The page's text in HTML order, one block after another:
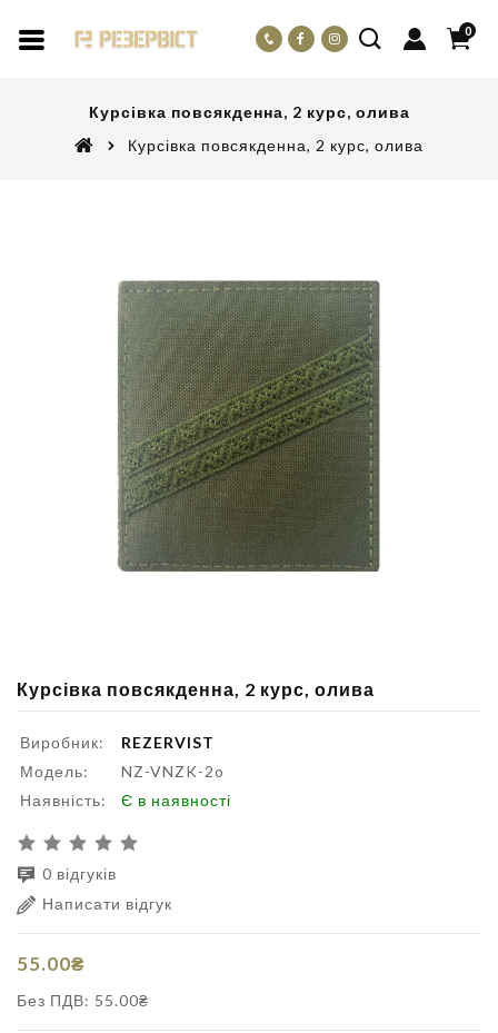
0
Курсівка повсякденна, 2 курс, олива
Курсівка повсякденна, 2 курс, олива
Курсівка повсякденна, 2 курс, олива
Виробник:
REZERVIST
Модель:
NZ-VNZK-2o
Наявність:
Є в наявності
0 відгуків
Написати відгук
55.00₴
Без ПДВ: 55.00₴